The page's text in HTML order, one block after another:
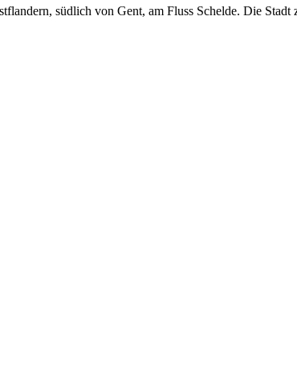
südlich von Gent, am Fluss Schelde. Die Stadt